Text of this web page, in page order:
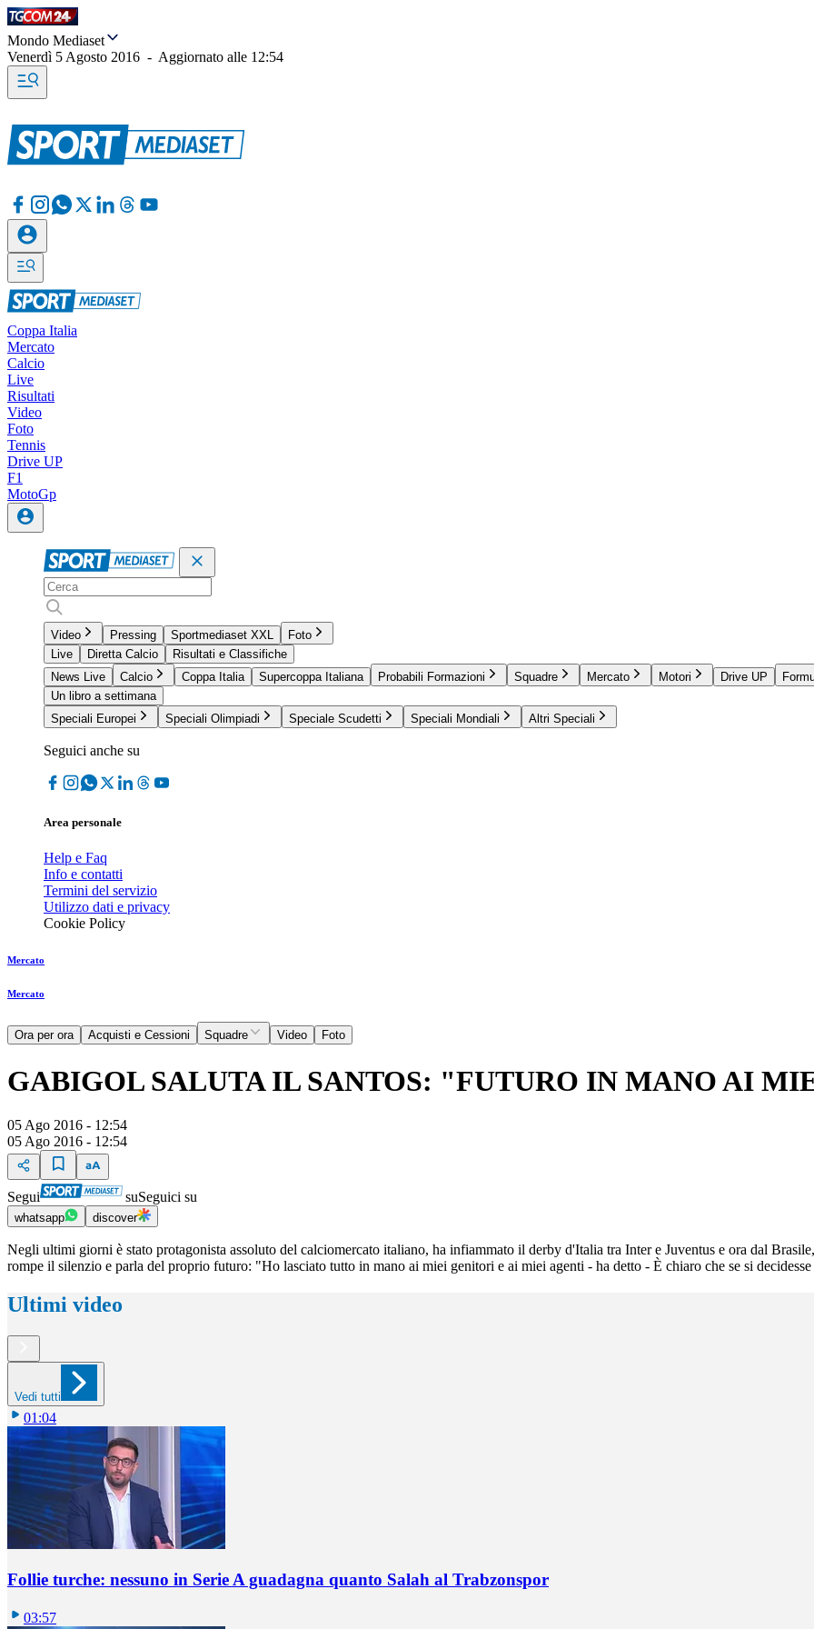
Mondo Mediaset
Venerdì 5 Agosto 2016 - Aggiornato alle 12:54
Coppa Italia
Mercato
Calcio
Live
Risultati
Video
Foto
Tennis
Drive UP
F1
MotoGp
Video Pressing Sportmediaset XXL
Foto
Live
Diretta Calcio
Risultati e Classifiche
News Live
Calcio Coppa Italia Supercoppa Italiana Probabili Formazioni Squadre Mercato Motori Drive UP
Un libro a settimana
Speciali Europei
Speciali Olimpiadi Speciale Scudetti Speciali Mondiali Altri Speciali
Seguici anche su
Area personale
Help e Faq
Info e contatti
Termini del servizio
Utilizzo dati e privacy
Cookie Policy
Mercato
Mercato
Ora per ora Acquisti e Cessioni Squadre Video Foto
GABIGOL SALUTA IL SANTOS: "FUTURO IN MANO AI
05 Ago 2016 - 12:54
05 Ago 2016 - 12:54
Segui suSeguici su
whatsapp discover
Negli ultimi giorni è stato protagonista assoluto del calciomercato italiano, ha infiammato il derby d'Italia tra Inter e Juventus e ora dal
rompe il silenzio e parla del proprio futuro: "Ho lasciato tutto in mano ai miei genitori e ai miei agenti - ha detto - È chiaro che se si
Ultimi video
Vedi tutti
01:04
Follie turche: nessuno in Serie A guadagna quanto Salah al Trabzonspor
03:57